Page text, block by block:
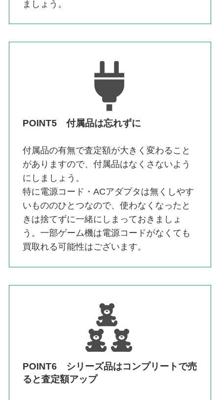
ましょう。
POINT5 付属品は忘れずに
付属品の有無で査定額が大きく変わること
がありますので、付属品はなくさないよう
にしましょう。
特に電源コード・ACアダプタは無くしやす
いもののひとつなので、使わなくなったと
きは捨てずに一緒にしまっておきましょ
う。一部ゲーム機は電源コードがなくても
買取れる可能性はございます。
POINT6 シリーズ品はコンプリートで売
ると査定額アップ